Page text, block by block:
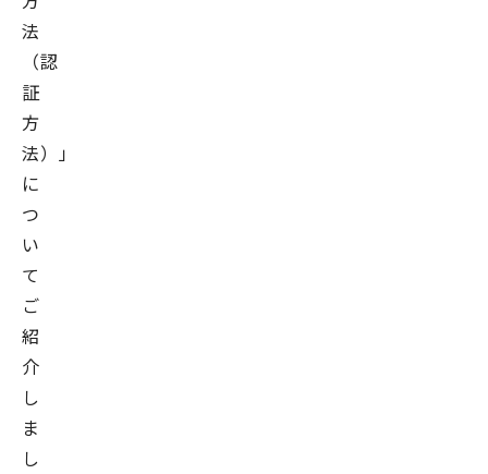
法
（認
証
方
法）」
に
つ
い
て
ご
紹
介
し
ま
し